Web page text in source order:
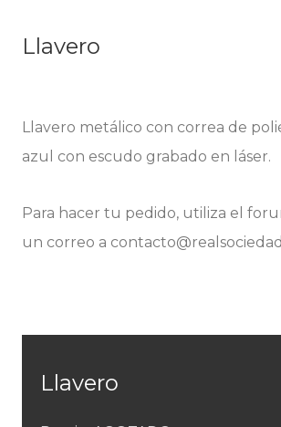
Llavero
Llavero metálico con correa de
azul con escudo grabado en láser.
Para hacer tu pedido, utiliza el
un correo a
Llavero